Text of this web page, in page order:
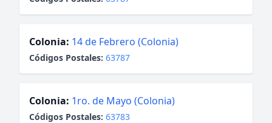
Colonia: 14 de Febrero (Colonia)
Códigos Postales: 63787
Colonia: 1ro. de Mayo (Colonia)
Códigos Postales: 63783